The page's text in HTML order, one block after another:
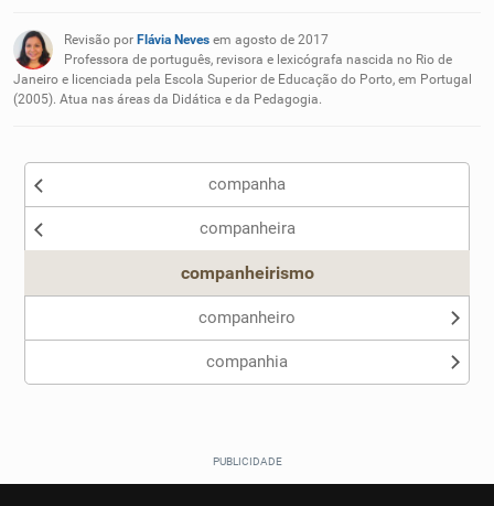
Nenhum dos sinônimos apresentados me ajudou
Outro
Revisão por Flávia Neves em agosto de 2017
Professora de português, revisora e lexicógrafa nascida no Rio de
Janeiro e licenciada pela Escola Superior de Educação do Porto, em Portugal
(2005). Atua nas áreas da Didática e da Pedagogia.
companha
companheira
companheirismo
companheiro
companhia